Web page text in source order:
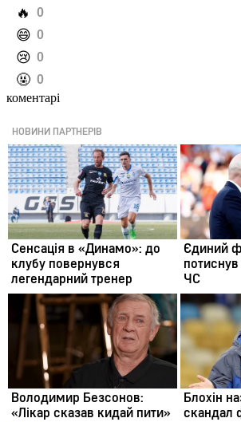
️🔥 0
️😄 0
️😢 0
️🤬 0
коментарі